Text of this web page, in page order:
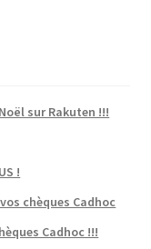
sur Rakuten !!!
!
chèques Cadhoc
Cadhoc !!!